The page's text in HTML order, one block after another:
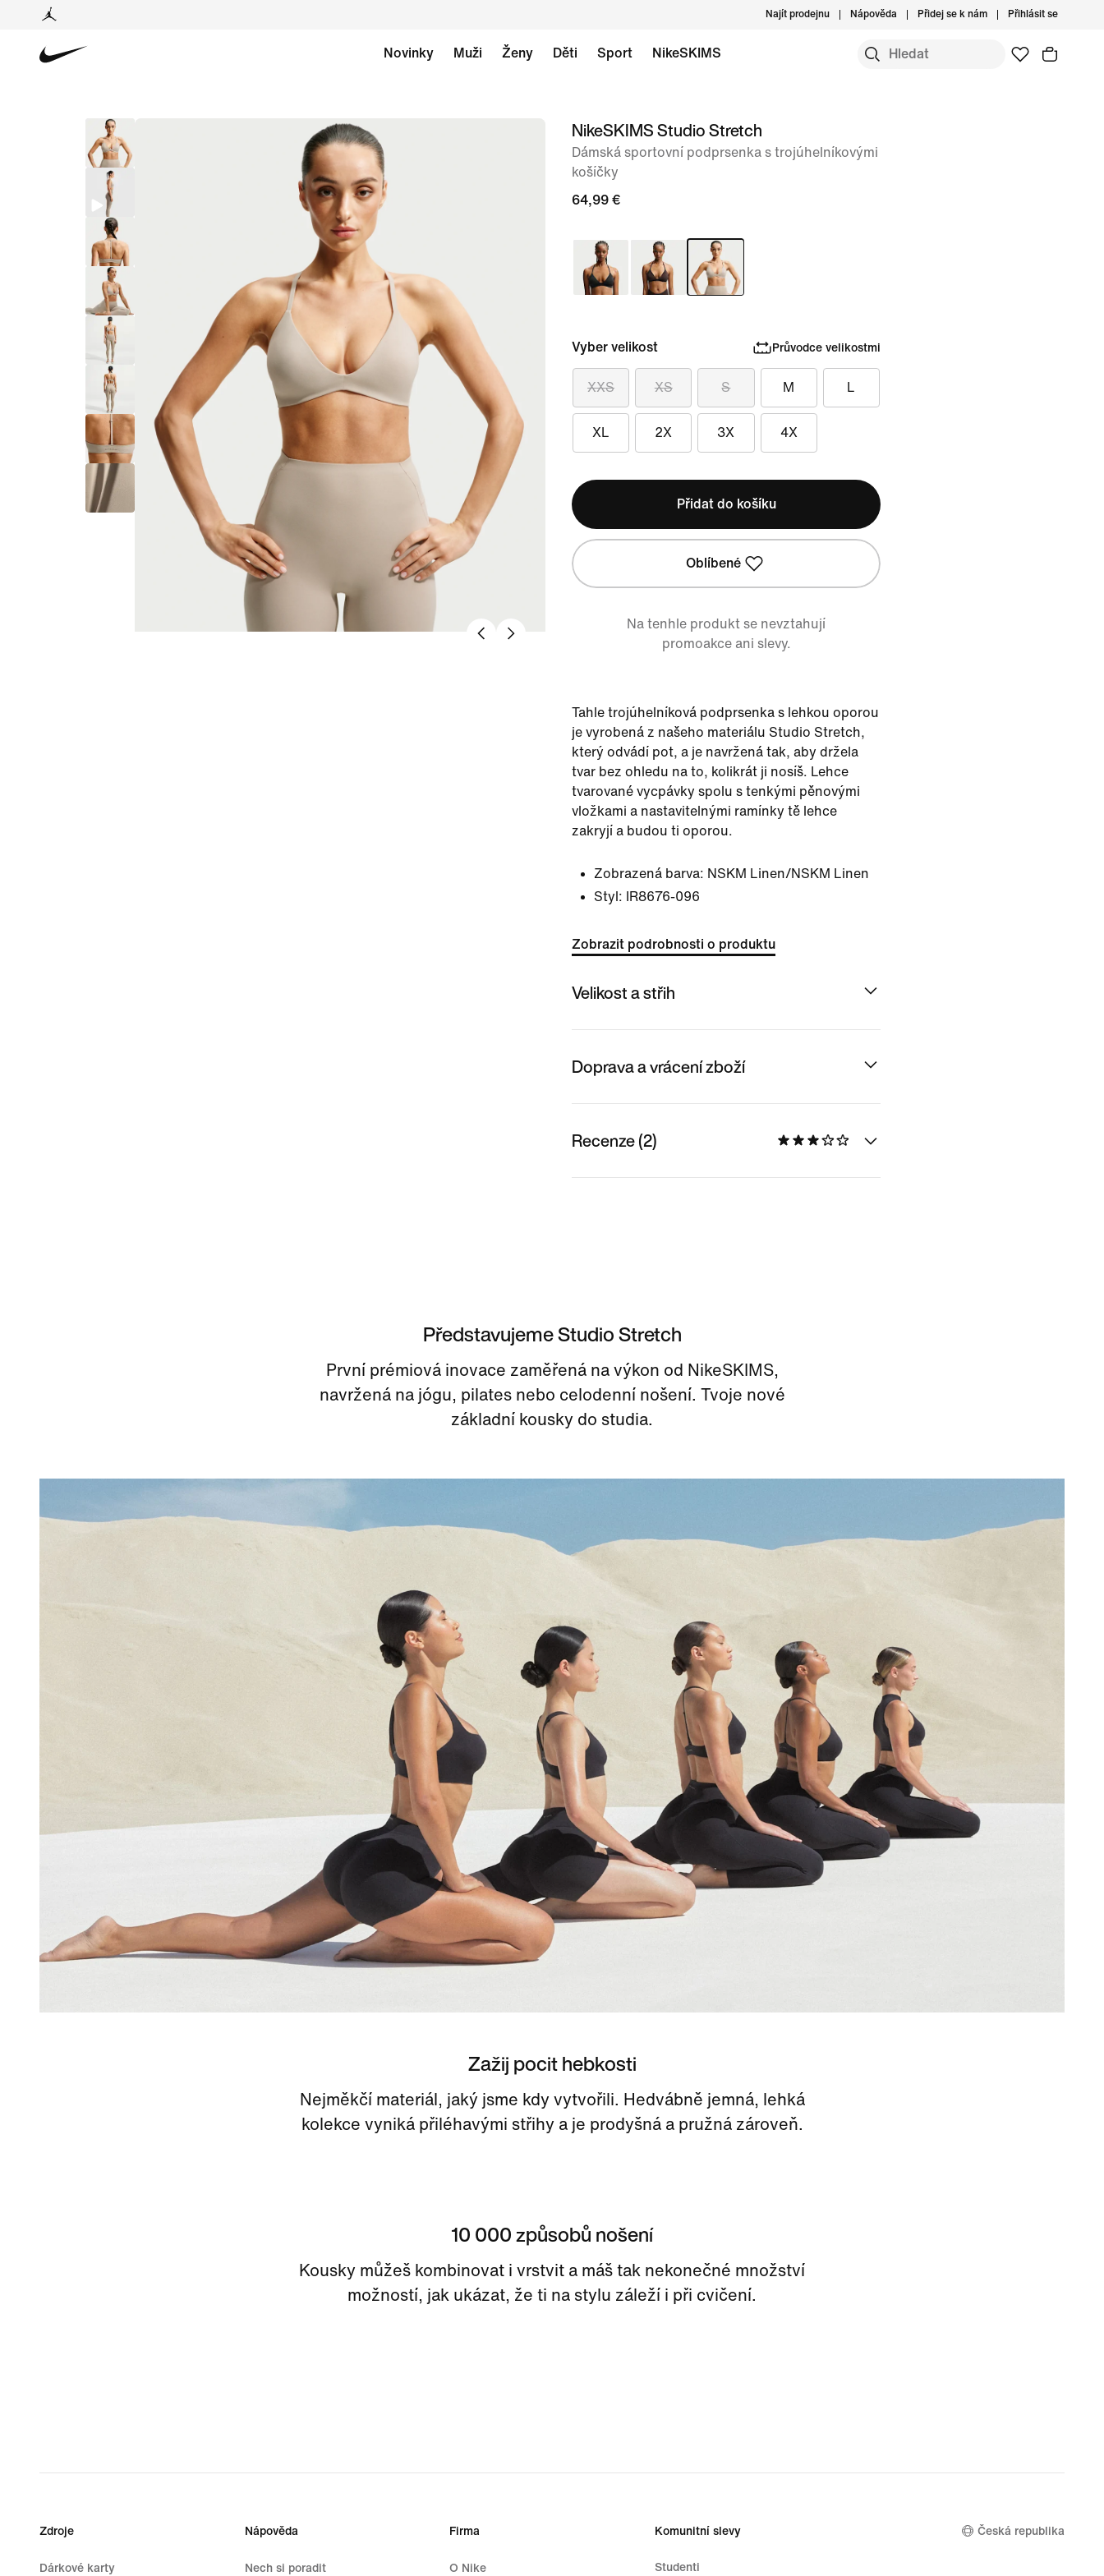
Najít prodejnu Nápověda Přidej se k nám Přihlásit se
Novinky Muži Ženy Děti Sport NikeSKIMS
obrázekNikeSKIMS Studio Stretch
Dámská sportovní podprsenka s trojúhelníkovými
košíčky
64,99 €
Vyber velikost Průvodce velikostmi
XXS XS S M L
XL 2X 3X 4X
Přidat do košíku
Oblíbené
Na tenhle produkt se nevztahují
promoakce ani slevy.
Tahle trojúhelníková podprsenka s lehkou oporou
je vyrobená z našeho materiálu Studio Stretch,
který odvádí pot, a je navržená tak, aby držela
tvar bez ohledu na to, kolikrát ji nosíš. Lehce
tvarované vycpávky spolu s tenkými pěnovými
vložkami a nastavitelnými ramínky tě lehce
zakryjí a budou ti oporou.
Zobrazená barva: NSKM Linen/NSKM Linen
Styl:
IR8676-096
Zobrazit podrobnosti o produktu
Velikost a střih
Doprava a vrácení zboží
Recenze (2)
Představujeme Studio Stretch
První prémiová inovace zaměřená na výkon od NikeSKIMS,
navržená na jógu, pilates nebo celodenní nošení. Tvoje nové
základní kousky do studia.
Zažij pocit hebkosti
Nejměkčí materiál, jaký jsme kdy vytvořili. Hedvábně jemná, lehká
kolekce vyniká přiléhavými střihy a je prodyšná a pružná zároveň.
10 000 způsobů nošení
Kousky můžeš kombinovat i vrstvit a máš tak nekonečné množství
možností, jak ukázat, že ti na stylu záleží i při cvičení.
Zdroje
Dárkové karty
Nápověda
Nech si poradit
Firma
O Nike
Komunitní slevy
Studenti
Česká republika